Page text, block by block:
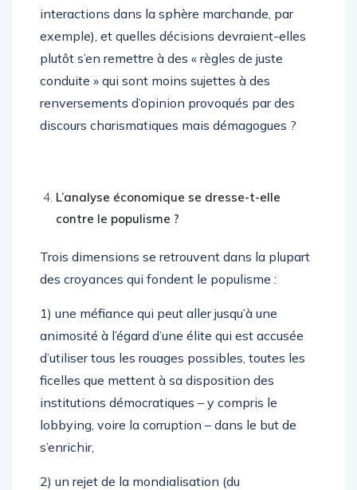
interactions dans la sphère marchande, par
exemple), et quelles décisions devraient-elles
plutôt s’en remettre à des « règles de juste
conduite » qui sont moins sujettes à des
renversements d’opinion provoqués par des
discours charismatiques mais démagogues ?
L’analyse économique se dresse-t-elle
contre le populisme ?
Trois dimensions se retrouvent dans la plupart
des croyances qui fondent le populisme :
1) une méfiance qui peut aller jusqu’à une
animosité à l’égard d’une élite qui est accusée
d’utiliser tous les rouages possibles, toutes les
ficelles que mettent à sa disposition des
institutions démocratiques – y compris le
lobbying, voire la corruption – dans le but de
s’enrichir,
2) un rejet de la mondialisation (du